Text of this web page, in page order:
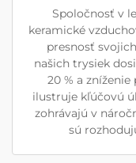
Spoločnosť v
keramické
presnosť
našich trysiek
20 % a zníženie
ilustruje kľúčovú
zohrávajú v
sú